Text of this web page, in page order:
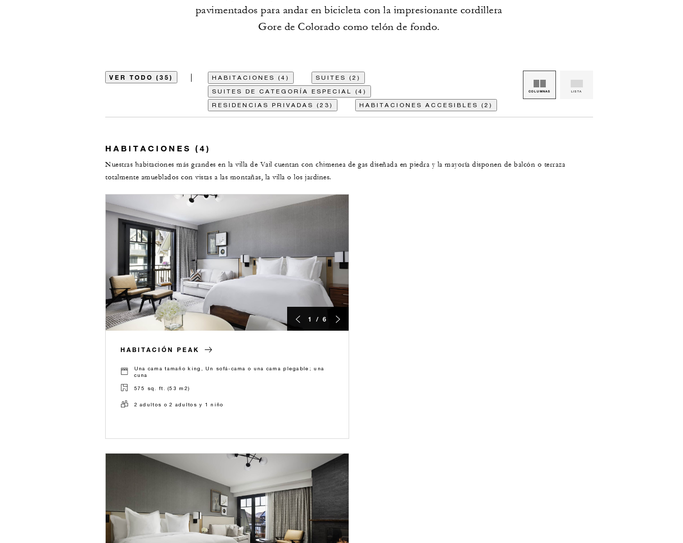
pavimentados para andar en bicicleta con la impresionante cordillera
Gore de Colorado como telón de fondo.
VER TODO (35) HABITACIONES (4)
SUITES (2)
SUITES DE CATEGORÍA ESPECIAL (4)
RESIDENCIAS PRIVADAS (23)
HABITACIONES ACCESIBLES (2)
COLUMNAS LISTA
HABITACIONES (4)
Nuestras habitaciones más grandes en la villa de Vail cuentan con chimenea de gas diseñada en piedra y la mayoría disponen de balcón o terraza
totalmente amueblados con vistas a las montañas, la villa o los jardines.
1 / 6
HABITACIÓN PEAK
Una cama tamaño king, Un sofá-cama o una cama plegable; una
cuna
575 sq. ft. (53 m2)
2 adultos o 2 adultos y 1 niño